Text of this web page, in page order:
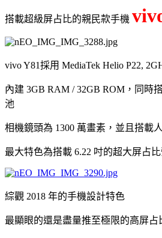
搭載超級屏占比的親民款手機
vivo Y81採用 MediaTek Helio P22,
內建 3GB RAM / 32GB ROM，同時
池
相機鏡頭為 1300 萬畫素，並且搭載
最大特色為搭載 6.22 吋的超大屏占
綜觀 2018 年的手機設計特色
最顯眼的還是盡量推至極限的高屏